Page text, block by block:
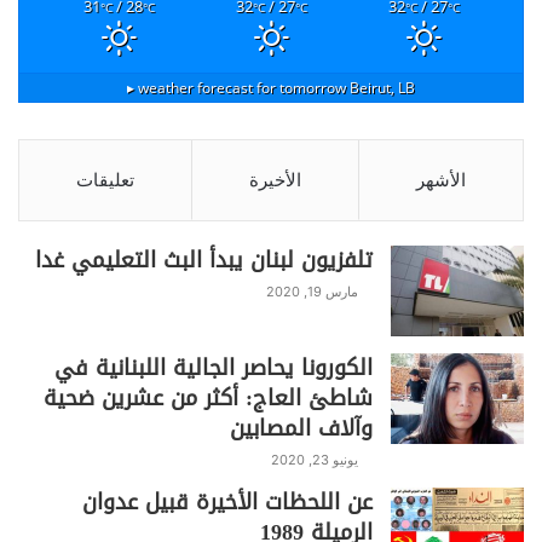
يواجه مشجعون من دول مدرجة على
السوداء،مثلإيرانوهايتي،حظراً تاماً من
حضور مباريات فرقهم في الولايات
المتحدة، في حين أفاد مشجعون من
اسكتلندا والمغرب وأماكن أخرى بأنهم
مُنعوا من الدخول عند المعابر الحدودية
الأمريكية.
32°C/ 27°C
32°C/ 27°C
31°C/ 28°C
Beirut, LB
weather forecast for tomorrow ▸
الأشهر الأخيرة تعليقات
تلفزيون لبنان يبدأ البث التعليمي غدا
مارس 19, 2020
الكورونا يحاصر الجالية اللبنانية في
شاطئ العاج: أكثر من عشرين ضحية
وآلاف المصابين
يونيو 23, 2020
عن اللحظات الأخيرة قبيل عدوان
الرميلة 1989